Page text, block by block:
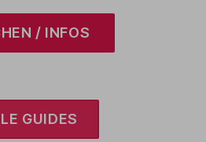
/ INFOS
GUIDES